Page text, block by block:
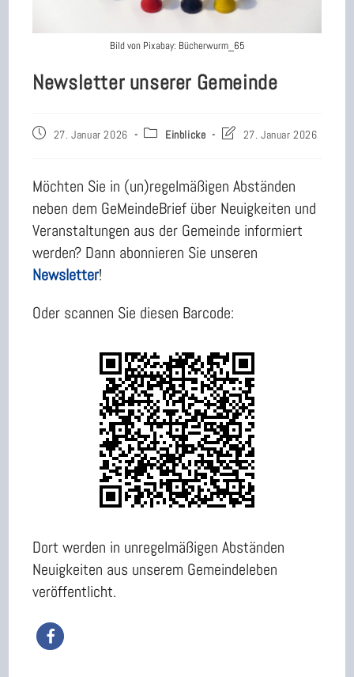
Bild von Pixabay: Bücherwurm_65
Newsletter unserer Gemeinde
Beitrag27. Januar 2026
Beitrags-Einblicke
Beitrag
am:
27. Januar 2026
Möchten Sie in (un)regelmäßigen Abständen
neben dem GeMeindeBrief über Neuigkeiten und
Veranstaltungen aus der Gemeinde informiert
werden? Dann abonnieren Sie unseren
Newsletter!
Oder scannen Sie diesen Barcode:
Dort werden in unregelmäßigen Abständen
Neuigkeiten aus unserem Gemeindeleben
veröffentlicht.